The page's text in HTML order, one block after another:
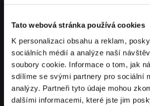
Tato webová stránka používá cookies
K personalizaci obsahu a reklam,
sociálních médií a analýze naší
soubory cookie. Informace o tom, jak
sdílíme se svými partnery pro sociální
analýzy. Partneři tyto údaje mohou
dalšími informacemi, které jste jim